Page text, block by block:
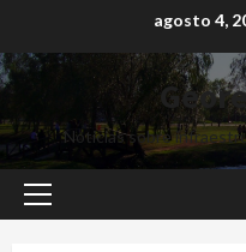
agosto 4,
Noticias sobre